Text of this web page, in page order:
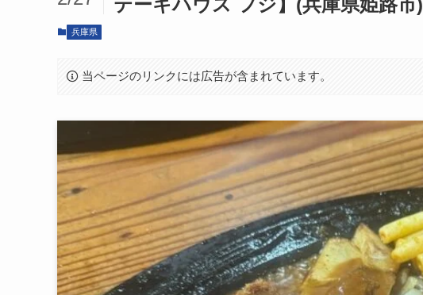
テーキハウス フジ】(兵庫県姫路市)
兵庫県
当ページのリンクには広告が含まれています。